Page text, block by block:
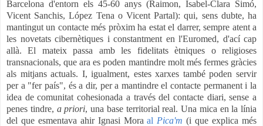
Barcelona d'entorn els 45-60 anys (Raimon, Isabel-Clara Simó,
Vicent Sanchis, López Tena o Vicent Partal): qui, sens dubte, ha
mantingut un contacte més pròxim ha estat el darrer, sempre atent a
les novetats cibernètiques i constantment en l'Euromed, d'ací cap
allà. El mateix passa amb les fidelitats ètniques o religioses
transnacionals, que ara es poden mantindre molt més fermes gràcies
als mitjans actuals. I, igualment, estes xarxes també poden servir
per a "fer país", és a dir, per a mantindre el contacte permanent i la
idea de comunitat cohesionada a través del contacte diari, sense a
penes tindre, a priori, una base territorial real. Una mica en la línia
del que esmentava ahir Ignasi Moraal Pica'm (i que explica més